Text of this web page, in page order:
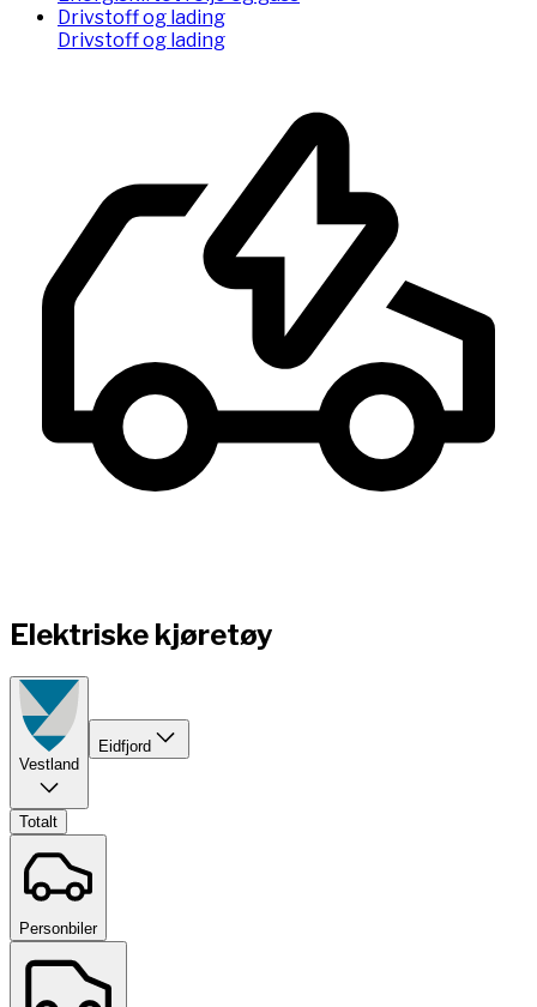
Drivstoff og lading
Drivstoff og lading
Elektriske kjøretøy
Vestland
Eidfjord
Totalt
Personbiler